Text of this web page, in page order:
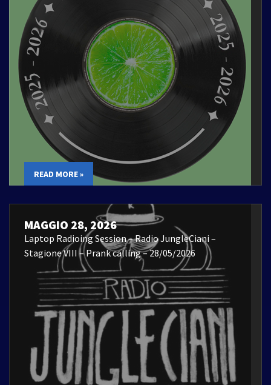
READ MORE »
MAGGIO 28, 2026
Laptop Radioing Session – Radio JungleCiani –
Stagione VIII – Prank calling – 28/05/2026